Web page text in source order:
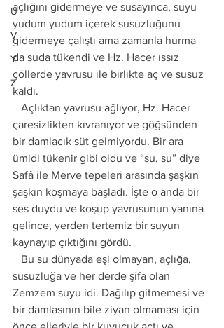
Ü
V
Y
Z
açlığını gidermeye ve susayınca, suyu
yudum yudum içerek susuzluğunu
gidermeye çalıştı ama zamanla hurma
da suda tükendi ve Hz. Hacer ıssız
çöllerde yavrusu ile birlikte aç ve susuz
kaldı.
çaresizlikten kıvranıyor ve göğsünden
bir damlacık süt gelmiyordu. Bir ara
ümidi tükenir gibi oldu ve “su, su” diye
Safâ ile Merve tepeleri arasında şaşkın
şaşkın koşmaya başladı. İşte o anda bir
ses duydu ve koşup yavrusunun yanına
gelince, yerden tertemiz bir suyun
kaynayıp çıktığını gördü.
susuzluğa ve her derde şifa olan
Zemzem suyu idi. Dağılıp gitmemesi ve
bir damlasının bile ziyan olmaması için